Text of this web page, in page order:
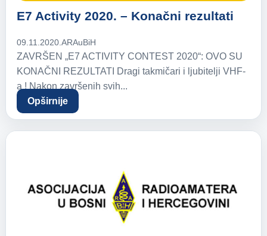
E7 Activity 2020. – Konačni rezultati
09.11.2020. ARAuBiH
ZAVRŠEN „E7 ACTIVITY CONTEST 2020“: OVO SU
KONAČNI REZULTATI Dragi takmičari i ljubitelji VHF-
a ! Nakon završenih svih...
Opširnije